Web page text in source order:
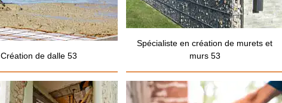
Création de dalle 53
Spécialiste en création de murets et
murs 53